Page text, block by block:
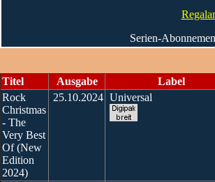
Serien-
Titel Ausgabe Label
Rock
Christmas
- The
Very Best
Of (New
Edition
2024)
25.10.2024 Universal